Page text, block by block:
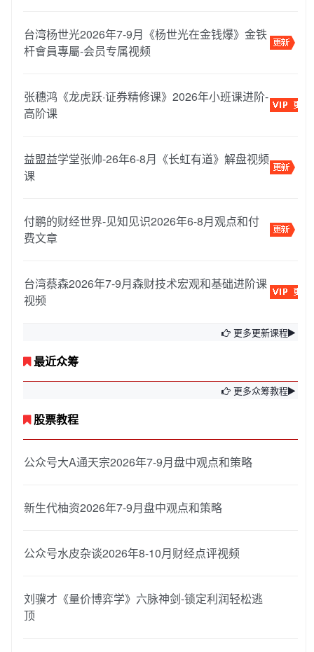
台湾杨世光2026年7-9月《杨世光在金钱爆》金铁
杆會員專屬-会员专属视频
张穗鸿《龙虎跃·证券精修课》2026年小班课进阶-
高阶课
益盟益学堂张帅-26年6-8月《长虹有道》解盘视频
课
付鹏的财经世界-见知见识2026年6-8月观点和付
费文章
台湾蔡森2026年7-9月森财技术宏观和基础进阶课
视频
更多更新课程
最近众筹
更多众筹教程
股票教程
公众号大A通天宗2026年7-9月盘中观点和策略
新生代柚资2026年7-9月盘中观点和策略
公众号水皮杂谈2026年8-10月财经点评视频
刘骥才《量价博弈学》六脉神剑-锁定利润轻松逃
顶